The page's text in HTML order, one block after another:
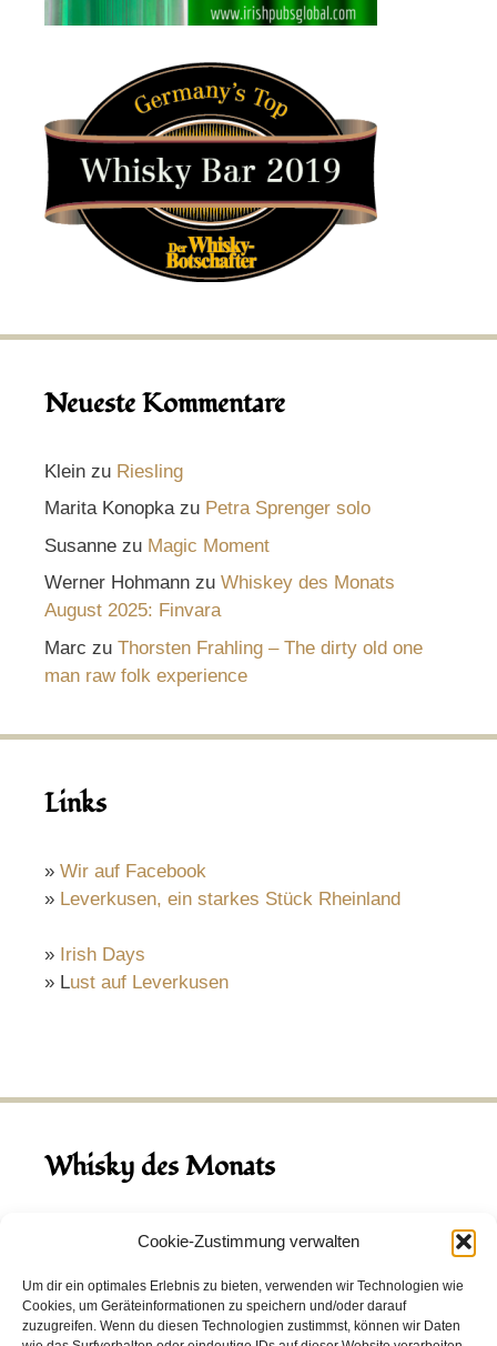
Cookie-Zustimmung verwalten
Um dir ein optimales Erlebnis zu bieten, verwenden wir Technologien wie
Cookies, um Geräteinformationen zu speichern und/oder darauf
zuzugreifen. Wenn du diesen Technologien zustimmst, können wir Daten
Neueste Kommentare
Klein zu Riesling
Marita Konopkazu Petra Sprenger solo
Susanne zu Magic Moment
Werner Hohmann zu Whiskey des Monats
August 2025: Finvara
Marc zu Thorsten Frahling – The dirty old one
man raw folk experience
Links
» Wir auf Facebook
» Leverkusen, ein starkes Stück Rheinland
» Irish Days
» Lust auf Leverkusen
Whisky des Monats
August 2026
Hinch Double Wood
Destillerie:Hinch(Irland)
Single Malt, 43.0%